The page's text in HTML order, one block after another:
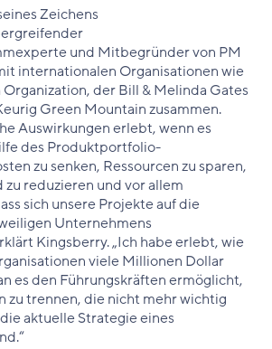
Zeichens
und Mitbegründer von PM
internationalen Organisationen wie
der Bill & Melinda Gates
Green Mountain zusammen.
Auswirkungen erlebt, wenn es
des Produktportfolio-
zu senken, Ressourcen zu sparen,
reduzieren und vor allem
sich unsere Projekte auf die
Unternehmens
Kingsberry. „Ich habe erlebt, wie
viele Millionen Dollar
es den Führungskräften ermöglicht,
zu trennen, die nicht mehr wichtig
aktuelle Strategie eines